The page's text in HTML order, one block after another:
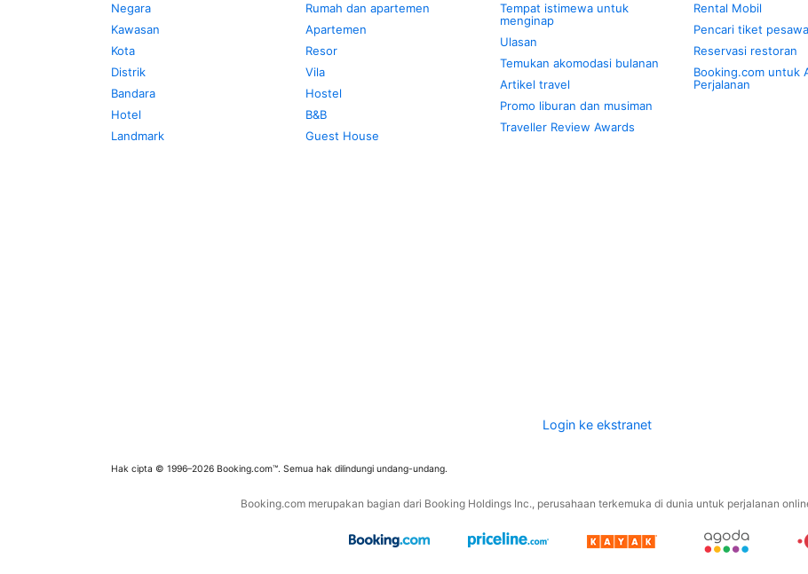
Negara
Kawasan
Kota
Distrik
Bandara
Hotel
Landmark
Rumah dan apartemen
Apartemen
Resor
Vila
Hostel
B&B
Guest House
Tempat istimewa untuk
menginap
Ulasan
Temukan akomodasi bulanan
Artikel travel
Promo liburan dan musiman
Traveller Review Awards
Rental Mobil
Pencari tiket
Reservasi restoran
Booking.com untuk
Perjalanan
Login ke ekstranet
Hak cipta © 1996–2026 Booking.com™. Semua hak dilindungi undang-undang.
Booking.com merupakan bagian dari Booking Holdings Inc., perusahaan terkemuka di dunia untuk perjalanan